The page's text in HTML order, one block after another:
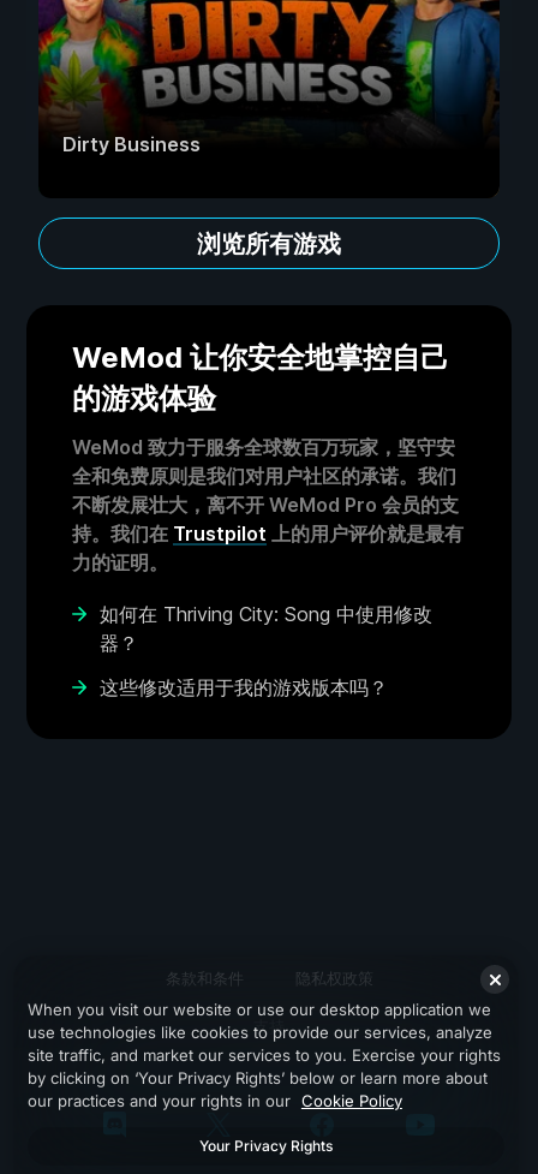
Dirty Business
浏览所有游戏
WeMod 让你安全地掌控自己
的游戏体验
WeMod 致力于服务全球数百万玩家，坚守安
全和免费原则是我们对用户社区的承诺。我们
不断发展壮大，离不开 WeMod Pro 会员的支
持。我们在 Trustpilot 上的用户评价就是最有
力的证明。
如何在 Thriving City: Song 中使用修改
器？
这些修改适用于我的游戏版本吗？
条款和条件 隐私权政策
支持
When you visit our website or use our desktop application we
use technologies like cookies to provide our services, analyze
site traffic, and market our services to you. Exercise your rights
by clicking on ‘Your Privacy Rights’ below or learn more about
our practices and your rights in our Cookie Policy
Your Privacy Rights